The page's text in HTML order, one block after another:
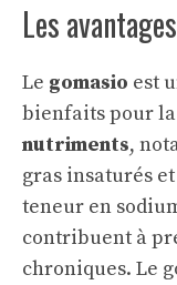
Les
Le gomasio est
bienfaits pour la
nutriments,
gras insaturés
teneur en
contribuent à
chroniques. Le